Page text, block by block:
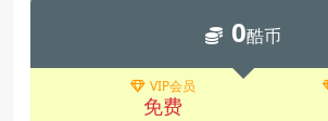
0酷币
VIP会员
免费